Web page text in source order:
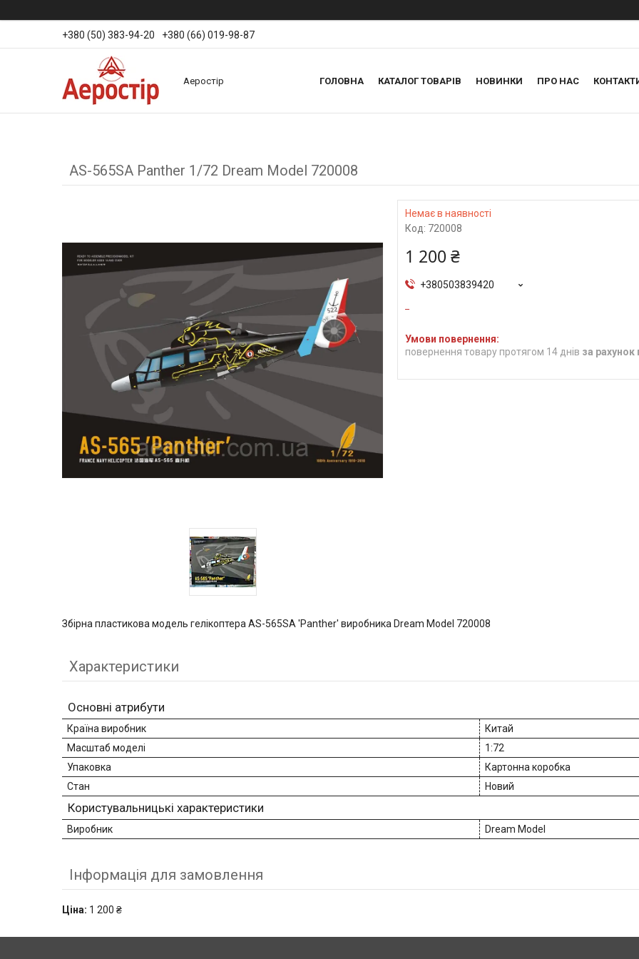
+380 (50) 383-94-20 +380 (66) 019-98-87
Аеростір ГОЛОВНА КАТАЛОГ ТОВАРІВ НОВИНКИ ПРО НАС
AS-565SA Panther 1/72 Dream Model 720008
Немає в наявності
Код: 720008
1 200 ₴
+380503839420
повернення товару протягом 14 днів за рахунок
Збірна пластикова модель гелікоптера AS-565SA 'Panther' виробника Dream Model 720008
Характеристики
Основні атрибути
Країна виробник
Китай
Масштаб моделі
1:72
Упаковка
Картонна коробка
Стан
Новий
Користувальницькі характеристики
Виробник Dream Model
Інформація для замовлення
Ціна: 1 200 ₴